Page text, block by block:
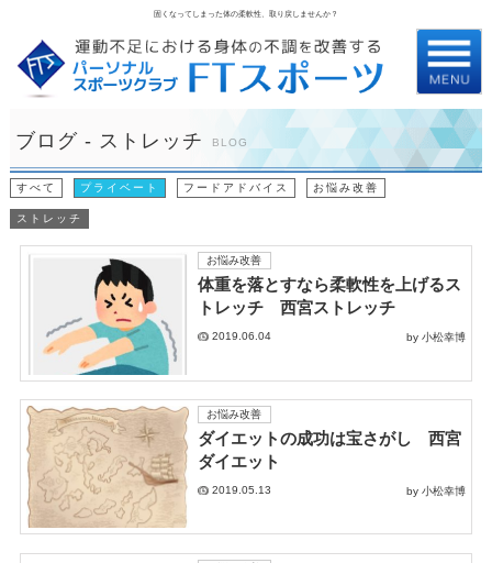
固くなってしまった体の柔軟性、取り戻しませんか？
ブログ - ストレッチ BLOG
すべて プライベート フードアドバイス お悩み改善
ストレッチ
お悩み改善
体重を落とすなら柔軟性を上げるス
トレッチ 西宮ストレッチ
2019.06.04 by 小松幸博
お悩み改善
ダイエットの成功は宝さがし 西宮
ダイエット
2019.05.13 by 小松幸博